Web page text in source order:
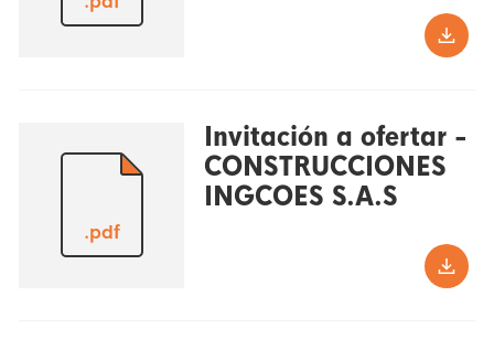
.pdf
Invitación a ofertar -
CONSTRUCCIONES
INGCOES S.A.S